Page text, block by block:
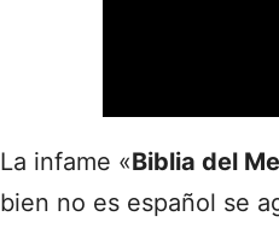
La infame «Biblia del
bien no es español se